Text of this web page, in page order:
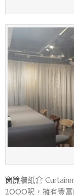
窗簾牆紙倉
2000呎，擁有豐富